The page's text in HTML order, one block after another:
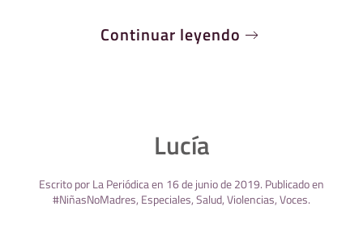
Continuar leyendo
Lucía
Escrito porLa Periódicaen 16 de junio de 2019. Publicado en
#NiñasNoMadres, Especiales,Salud,Violencias,Voces.